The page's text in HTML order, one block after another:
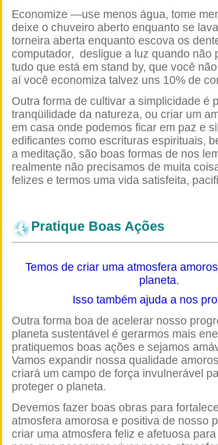
Economize —use menos água, tome
deixe o chuveiro aberto enquanto se
torneira aberta enquanto escova os
computador, desligue a luz quando não
tudo que está em stand by, que você
aí você economiza talvez uns 10% de
Outra forma de cultivar a simplicidade é
tranqüilidade da natureza, ou criar um
em casa onde podemos ficar em paz e
edificantes como escrituras espirituais,
a meditação, são boas formas de nos
realmente não precisamos de muita
felizes e termos uma vida satisfeita,
Pratique Boas Ações
Temos de criar uma atmosfera
planeta.
Isso também ajuda a nos
Outra forma boa de acelerar nosso
planeta sustentável é gerarmos mais
pratiquemos boas ações e sejamos
Vamos expandir nossa qualidade
criará um campo de força invulnerável
proteger o planeta.
Devemos fazer boas obras para
atmosfera amorosa e positiva de nosso
criar uma atmosfera feliz e afetuosa